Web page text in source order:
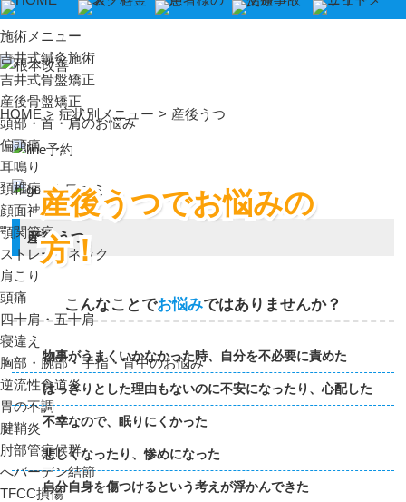
施術メニュー
吉井式鍼灸施術
吉井式骨盤矯正
産後骨盤矯正
頭部・首・肩のお悩み
偏頭痛
耳鳴り
頚椎症
顔面神経麻痺
顎関節症
ストレートネック
肩こり
頭痛
四十肩・五十肩
寝違え
胸部・腕部・手指・背中のお悩み
逆流性食道炎
胃の不調
腱鞘炎
肘部管症候群
へバーデン結節
TFCC損傷
産後うつでお悩みの
方！
HOME > 症状別メニュー > 産後うつ
産後うつ
こんなことでお悩みではありませんか？
物事がうまくいかなかった時、自分を不必要に責めた
はっきりとした理由もないのに不安になったり、心配した
不幸なので、眠りにくかった
悲しくなったり、惨めになった
自分自身を傷つけるという考えが浮かんできた